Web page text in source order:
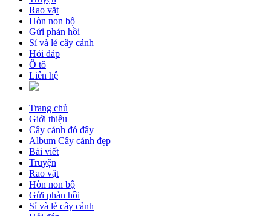
Rao vặt
Hòn non bộ
Gửi phản hồi
Sỉ và lẻ cây cảnh
Hỏi đáp
Ô tô
Liên hệ
Trang chủ
Giới thiệu
Cây cảnh đó đây
Album Cây cảnh đẹp
Bài viết
Truyện
Rao vặt
Hòn non bộ
Gửi phản hồi
Sỉ và lẻ cây cảnh